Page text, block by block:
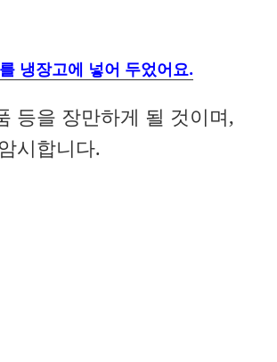
냉장고에 넣어 두었어요.
등을 장만하게 될 것이며,
시합니다.